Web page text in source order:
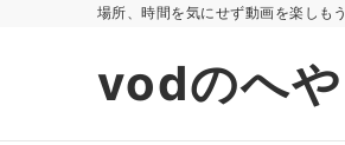
場所、時間を気にせず動画を楽しもう
vodのへや